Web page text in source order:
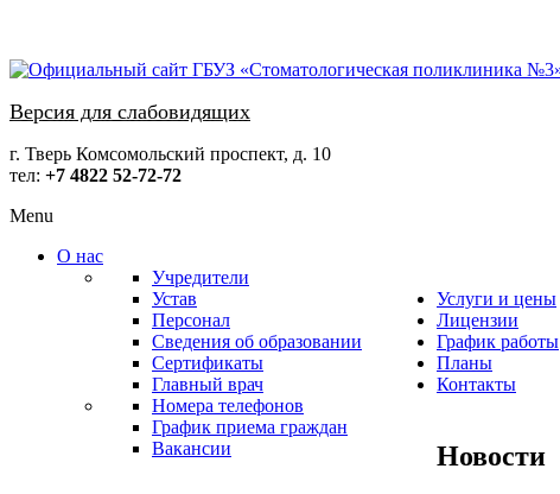
Версия для слабовидящих
г. Тверь Комсомольский проспект, д. 10
тел: +7 4822 52-72-72
Menu
О нас
Учредители
Устав
Персонал
Сведения об образовании
Сертификаты
Главный врач
Услуги и цены
Лицензии
График работы
Планы
Контакты
Номера телефонов
График приема граждан
Вакансии
Новости